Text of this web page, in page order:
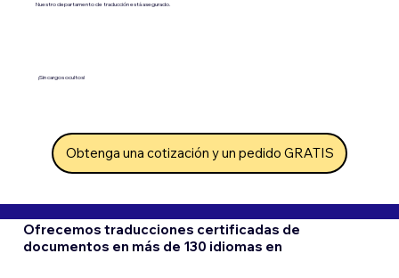
Nuestro departamento de traducción está asegurado.
¡Sin cargos ocultos!
Obtenga una cotización y un pedido GRATIS
Ofrecemos traducciones certificadas de
documentos en más de 130 idiomas en